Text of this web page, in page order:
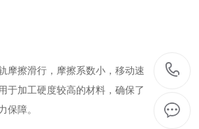
擦滑行，摩擦系数小，移动速
于加工硬度较高的材料，确保了
保障。